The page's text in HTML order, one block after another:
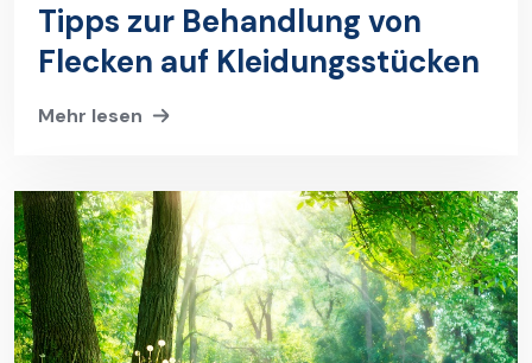
Tipps zur Behandlung von
Flecken auf Kleidungsstücken
Mehr lesen